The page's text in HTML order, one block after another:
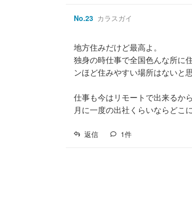
No.23 カラスガイ
地方住みだけど最高よ。
独身の時仕事で全国色んな所に
ンほど住みやすい場所はないと思
仕事も今はリモートで出来るか
月に一度の出社くらいならどこ
返信 1件